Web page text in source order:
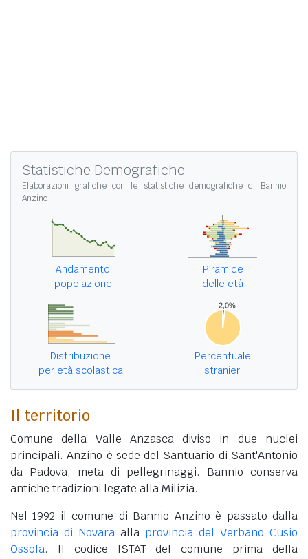
Statistiche Demografiche
Elaborazioni grafiche con le statistiche demografiche di Bannio
Anzino
Andamento
popolazione
Piramide
delle età
Distribuzione
per età scolastica
Percentuale
stranieri
Il territorio
Comune della Valle Anzasca diviso in due nuclei
principali. Anzino è sede del Santuario di Sant'Antonio
da Padova, meta di pellegrinaggi. Bannio conserva
antiche tradizioni legate alla Milizia.
Nel 1992 il comune di Bannio Anzino è passato dalla
provincia di Novara alla provincia del Verbano Cusio
Ossola. Il codice ISTAT del comune prima della